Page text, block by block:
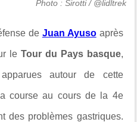
Photo : Sirotti / @lidltrek
de Juan Ayuso après
le Tour du Pays basque,
autour de cette
course au cours de la 4e
des problèmes gastriques.